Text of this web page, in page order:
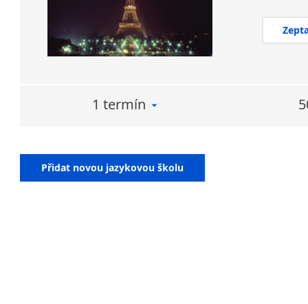
1 termín
Přidat novou jazykovou školu